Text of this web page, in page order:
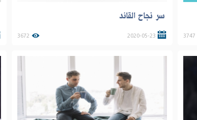
3747
سر نجاح القائد
2020-05-23
3672